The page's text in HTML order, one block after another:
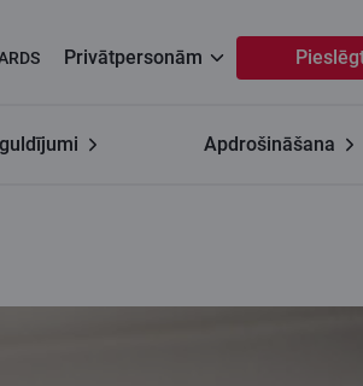
Privātpersonām
Apdrošināšana